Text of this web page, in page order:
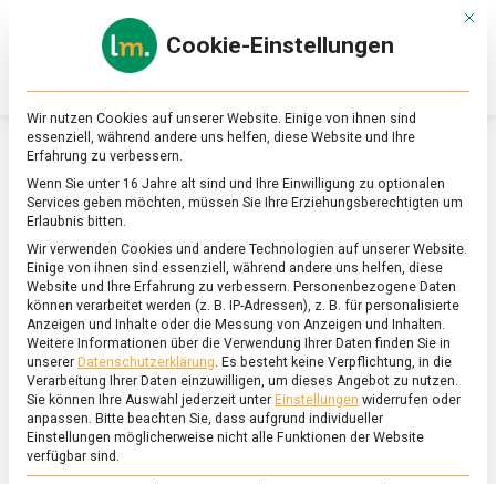
Online-
Magazin
zu
&
Ernährung
SCHLAGWORT:ROTE BEETE
Mit
Cookie-Einstellungen
Wir nutzen Cookies auf unserer Website. Einige von ihnen sind
essenziell, während andere uns helfen, diese Website und Ihre
Erfahrung zu verbessern.
Wenn Sie unter 16 Jahre alt sind und Ihre Einwilligung zu optionalen
Services geben möchten, müssen Sie Ihre Erziehungsberechtigten um
Erlaubnis bitten.
Wir verwenden Cookies und andere Technologien auf unserer Website.
Einige von ihnen sind essenziell, während andere uns helfen, diese
Website und Ihre Erfahrung zu verbessern. Personenbezogene Daten
können verarbeitet werden (z. B. IP-Adressen), z. B. für personalisierte
Anzeigen und Inhalte oder die Messung von Anzeigen und Inhalten.
Weitere Informationen über die Verwendung Ihrer Daten finden Sie in
unserer Datenschutzerklärung. Es besteht keine Verpflichtung, in die
Verarbeitung Ihrer Daten einzuwilligen, um dieses Angebot zu nutzen.
Sie können Ihre Auswahl jederzeit unter Einstellungen widerrufen oder
anpassen. Bitte beachten Sie, dass aufgrund individueller
Einstellungen möglicherweise nicht alle Funktionen der Website
verfügbar sind.